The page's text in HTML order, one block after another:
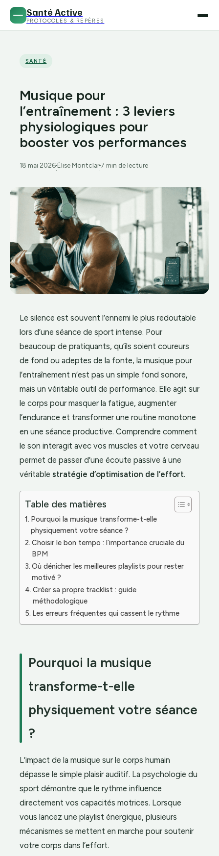
Santé Active
PROTOCOLES & REPÈRES
SANTÉ
Musique pour
l’entraînement : 3 leviers
physiologiques pour
booster vos performances
18 mai 2026
·
Élise Montclar
·
7 min de lecture
Le silence est souvent l’ennemi le plus redoutable
lors d’une séance de sport intense. Pour
beaucoup de pratiquants, qu’ils soient coureurs
de fond ou adeptes de la fonte, la musique pour
l’entraînement n’est pas un simple fond sonore,
mais un véritable outil de performance. Elle agit sur
le corps pour masquer la fatigue, augmenter
l’endurance et transformer une routine monotone
en une séance productive. Comprendre comment
le son interagit avec vos muscles et votre cerveau
permet de passer d’une écoute passive à une
véritable stratégie d’optimisation de l’effort.
Table des matières
Pourquoi la musique transforme-t-elle
physiquement votre séance ?
Choisir le bon tempo : l’importance cruciale du
BPM
Où dénicher les meilleures playlists pour rester
motivé ?
Créer sa propre tracklist : guide
méthodologique
Les erreurs fréquentes qui cassent le rythme
Pourquoi la musique
transforme-t-elle
physiquement votre séance
?
L’impact de la musique sur le corps humain
dépasse le simple plaisir auditif. La psychologie du
sport démontre que le rythme influence
directement vos capacités motrices. Lorsque
vous lancez une playlist énergique, plusieurs
mécanismes se mettent en marche pour soutenir
votre corps dans l’effort.